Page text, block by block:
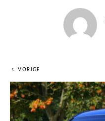
VORIGE